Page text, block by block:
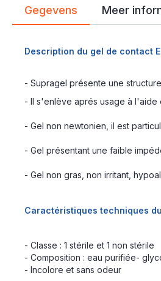
Gegevens
Description du gel de contact
- Supragel présente une
- Il s'enlève aprés usage à l'aide
- Gel non newtonien, il est
- Gel présentant une faible
- Gel non gras, non irritant,
Caractéristiques techniques
- Classe : 1 stérile et 1 non stérile
- Composition : eau purifiée-
- Incolore et sans odeur
Meer